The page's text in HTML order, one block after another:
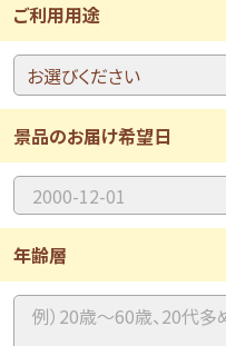
ご利用用途
景品のお届け希望日
年齢層